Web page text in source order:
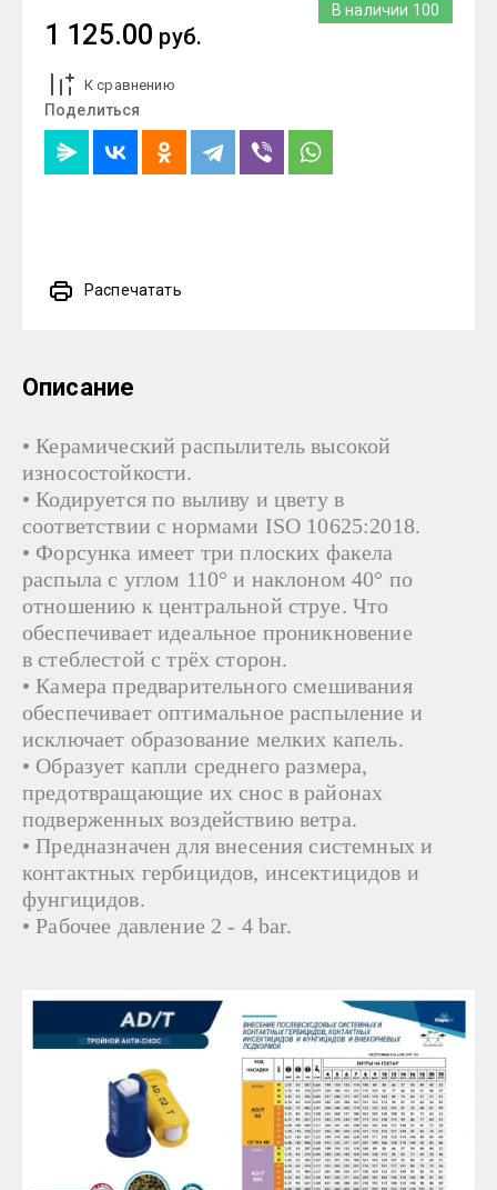
В наличии 100
1 125.00 руб.
К сравнению
Поделиться
Распечатать
Описание
• Керамический распылитель высокой
износостойкости.
• Кодируется по выливу и цвету в
соответствии с нормами ISO 10625:2018.
• Форсунка имеет три плоских факела
распыла с углом 110° и наклоном 40° по
отношению к центральной струе. Что
обеспечивает идеальное проникновение
в стеблестой с трёх сторон.
• Камера предварительного смешивания
обеспечивает оптимальное распыление и
исключает образование мелких капель.
• Образует капли среднего размера,
предотвращающие их снос в районах
подверженных воздействию ветра.
• Предназначен для внесения системных и
контактных гербицидов, инсектицидов и
фунгицидов.
•Рабочее давление 2 - 4 bar.